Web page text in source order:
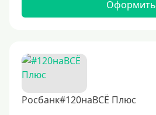
Оформить
Росбанк#120наВСЁ Плюс